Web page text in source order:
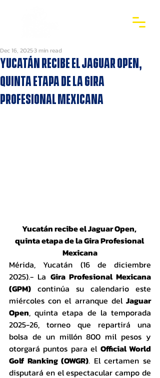
Yucatán recibe el Jaguar Open,
quinta etapa de la Gira
Profesional Mexicana
Dec 16, 20253 min read
Yucatán recibe el Jaguar Open,
quinta etapa de la Gira Profesional
Mexicana
Mérida, Yucatán (16 de diciembre
2025).- La Gira Profesional Mexicana
(GPM) continúa su calendario este
miércoles con el arranque del Jaguar
Open, quinta etapa de la temporada
2025-26, torneo que repartirá una
bolsa de un millón 800 mil pesos y
otorgará puntos para el Official World
Golf Ranking (OWGR). El certamen se